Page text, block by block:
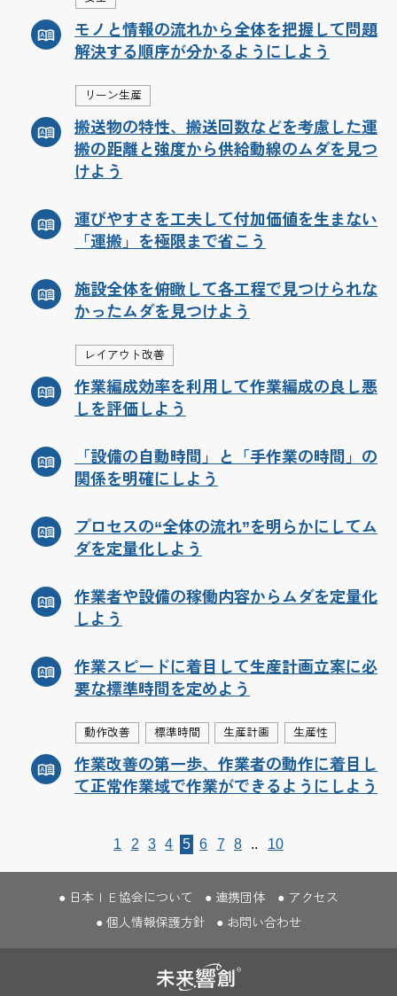
モノと情報の流れから全体を把握して問題
解決する順序が分かるようにしよう
リーン生産
搬送物の特性、搬送回数などを考慮した運
搬の距離と強度から供給動線のムダを見つ
けよう
運びやすさを工夫して付加価値を生まない
「運搬」を極限まで省こう
施設全体を俯瞰して各工程で見つけられな
かったムダを見つけよう
レイアウト改善
作業編成効率を利用して作業編成の良し悪
しを評価しよう
「設備の自動時間」と「手作業の時間」の
関係を明確にしよう
プロセスの“全体の流れ”を明らかにしてム
ダを定量化しよう
作業者や設備の稼働内容からムダを定量化
しよう
作業スピードに着目して生産計画立案に必
要な標準時間を定めよう
動作改善 標準時間 生産計画 生産性
作業改善の第一歩、作業者の動作に着目し
て正常作業域で作業ができるようにしよう
1 2 3 4 5 6 7 8 .. 10
日本ＩＥ協会について 連携団体
アクセス
個人情報保護方針
お問い合わせ